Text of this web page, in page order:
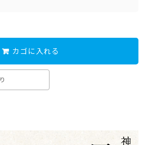
カゴに入れる